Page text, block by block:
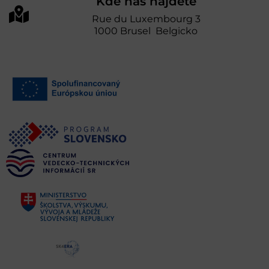
Rue du Luxembourg 3
1000 Brusel Belgicko